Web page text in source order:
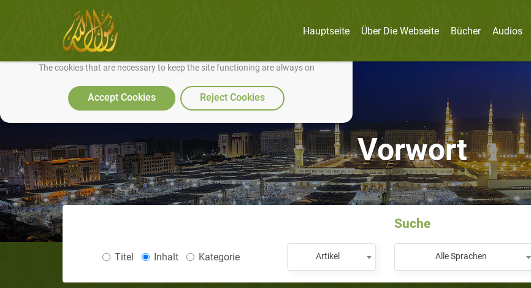
We use cookies to make our site work well for you and so we can continually improve it.
The cookies that are necessary to keep the site functioning are always on
Accept Cookies Reject Cookies
Hauptseite Über Die Webseite Bücher Audios
Vorwort
Suche
Titel Inhalt Kategorie Artikel Alle Sprachen